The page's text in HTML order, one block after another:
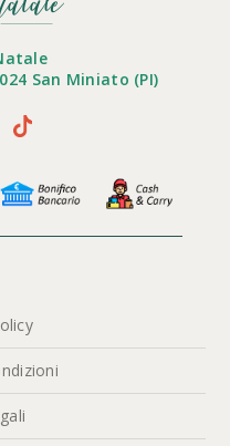
San Miniato (PI)